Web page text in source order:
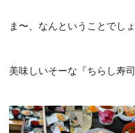
ま〜、なんということでしょ
美味しいそーな『ちらし寿